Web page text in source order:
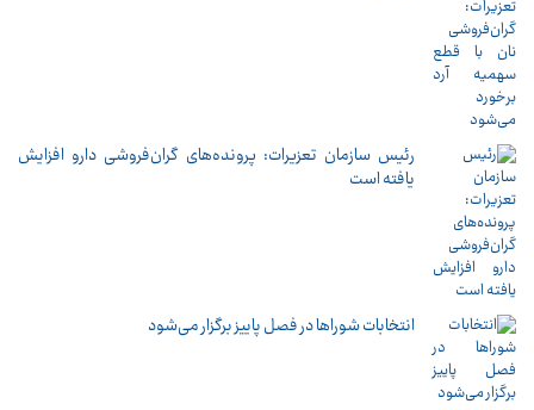
رئیس سازمان تعزیرات: پرونده‌های گران‌فروشی دارو افزایش
یافته است
انتخابات شوراها در فصل پاییز برگزار می‌شود